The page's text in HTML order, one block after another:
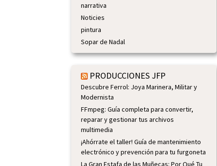
narrativa
Noticies
pintura
Sopar de Nadal
PRODUCCIONES JFP
Descubre Ferrol: Joya Marinera, Militar y
Modernista
FFmpeg: Guía completa para convertir,
reparar y gestionar tus archivos
multimedia
¡Ahórrate el taller! Guía de mantenimiento
electrónico y prevención para tu furgoneta
La Gran Estafa de las Muñecas: Por Qué Tu